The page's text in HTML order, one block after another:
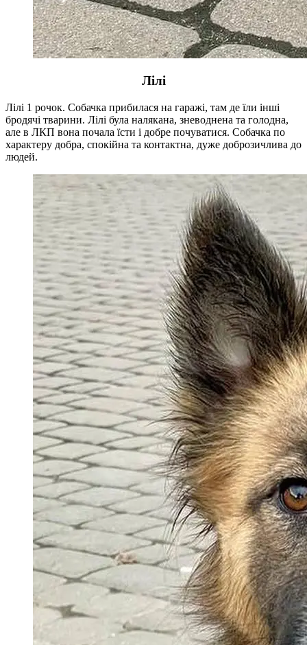
Лілі
Лілі 1 рочок. Собачка прибилася на гаражі, там де їли інші
бродячі тварини. Лілі була налякана, зневоднена та голодна,
але в ЛКП вона почала їсти і добре почуватися. Собачка по
характеру добра, спокійна та контактна, дуже доброзичлива до
людей.